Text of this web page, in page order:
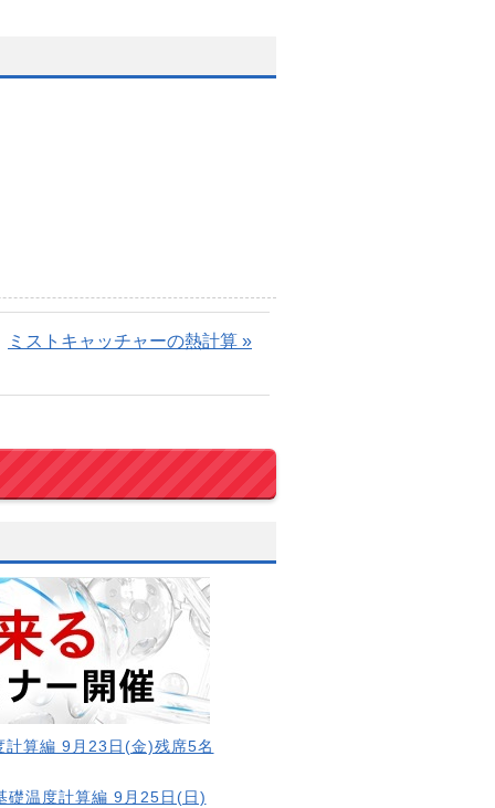
ミストキャッチャーの熱計算 »
計算編 9月23日(金)残席5名
礎温度計算編 9月25日(日)